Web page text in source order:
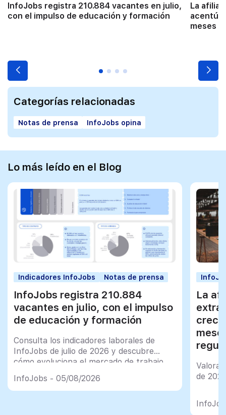
InfoJobs registra 210.884 vacantes en julio,
con el impulso de educación y formación
La
acentúa
meses
Categorías relacionadas
Notas de prensa InfoJobs opina
Lo más leído en el Blog
Indicadores InfoJobs Notas de prensa
InfoJobs registra 210.884
vacantes en julio, con el impulso
de educación y formación
Consulta los indicadores laborales de
InfoJobs de julio de 2026 y descubre
cómo evoluciona el mercado de trabajo
InfoJobs - 05/08/2026
La
de